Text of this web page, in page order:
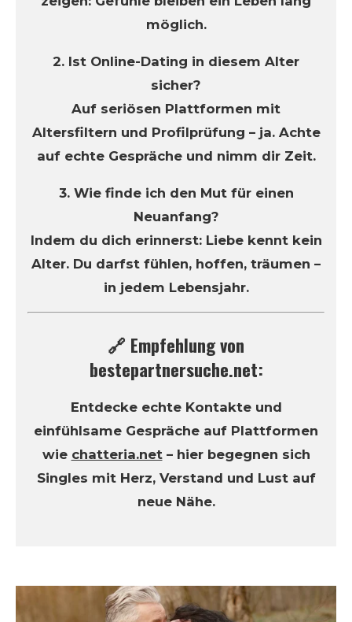
möglich.
2. Ist Online-Dating in diesem Alter
sicher?
Auf seriösen Plattformen mit
Altersfiltern und Profilprüfung – ja. Achte
auf echte Gespräche und nimm dir Zeit.
3. Wie finde ich den Mut für einen
Neuanfang?
Indem du dich erinnerst: Liebe kennt kein
Alter. Du darfst fühlen, hoffen, träumen –
in jedem Lebensjahr.
🔗 Empfehlung von
bestepartnersuche.net:
Entdecke echte Kontakte und
einfühlsame Gespräche auf Plattformen
wie chatteria.net– hier begegnen sich
Singles mit Herz, Verstand und Lust auf
neue Nähe.